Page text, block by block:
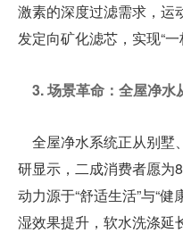
商
旅
交
通
語
激素的深度过滤需求，运
发定向矿化滤芯，实现“一
3. 场景革命：全屋净水
全屋净水系统正从别墅
研显示，二成消费者愿为
动力源于“舒适生活”与“
湿效果提升，软水洗涤延